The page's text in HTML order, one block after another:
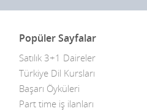
Popüler Sayfalar
Satılık 3+1 Daireler
Türkiye Dil Kursları
Başarı Öyküleri
Part time iş ilanları